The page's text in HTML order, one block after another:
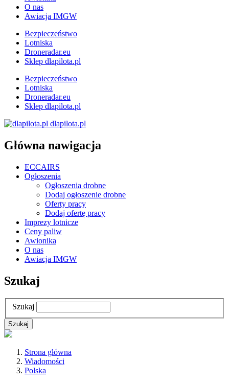
O nas
Awiacja IMGW
Bezpieczeństwo
Lotniska
Droneradar.eu
Sklep dlapilota.pl
Bezpieczeństwo
Lotniska
Droneradar.eu
Sklep dlapilota.pl
dlapilota.pl
Główna nawigacja
ECCAIRS
Ogłoszenia
Ogłoszenia drobne
Dodaj ogłoszenie drobne
Oferty pracy
Dodaj ofertę pracy
Imprezy lotnicze
Ceny paliw
Awionika
O nas
Awiacja IMGW
Szukaj
Szukaj
Strona główna
Wiadomości
Polska